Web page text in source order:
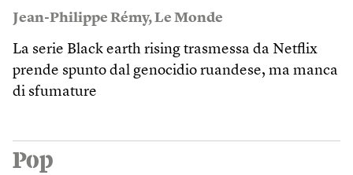
Jean-Philippe Rémy,Le Monde
La serie Black earth rising trasmessa da Netflix
prende spunto dal genocidio ruandese, ma manca
di sfumature
Pop